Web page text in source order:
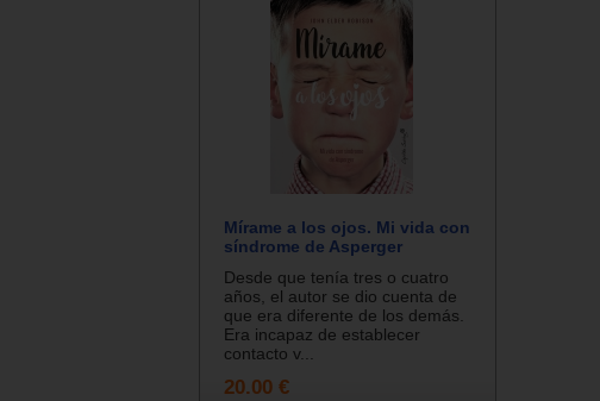
Mírame a los ojos. Mi vida con
síndrome de Asperger
Desde que tenía tres o cuatro
años, el autor se dio cuenta de
que era diferente de los demás.
Era incapaz de establecer
contacto v...
20.00 €